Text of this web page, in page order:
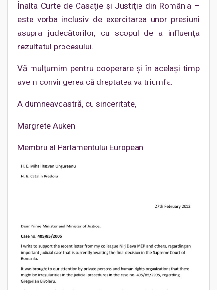
Înalta Curte de Casaţie şi Justiţie din România –
este vorba inclusiv de exercitarea unor presiuni
asupra judecătorilor, cu scopul de a influenţa
rezultatul procesului.
Vă mulţumim pentru cooperare şi în acelaşi timp
avem convingerea că dreptatea va triumfa.
A dumneavoastră, cu sinceritate,
Margrete Auken
Membru al Parlamentului European